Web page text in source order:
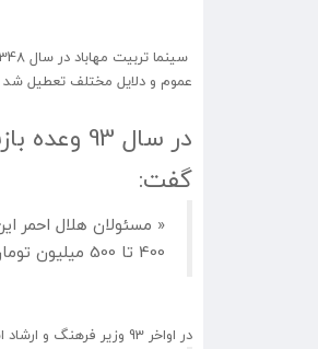
عموم و دلایل مختلف تعطیل شد
در سال
گفت:
« مسئولان هلال احمر
400 تا 500 میلیون تومان اعتبار نیاز باشد» که متاسفانه این وعده محقق نشد .
در اواخر 93 وزیر فرهنگ و ارشاد اسلامی قول تجهيز سينما مهاباد را داد و گفت: